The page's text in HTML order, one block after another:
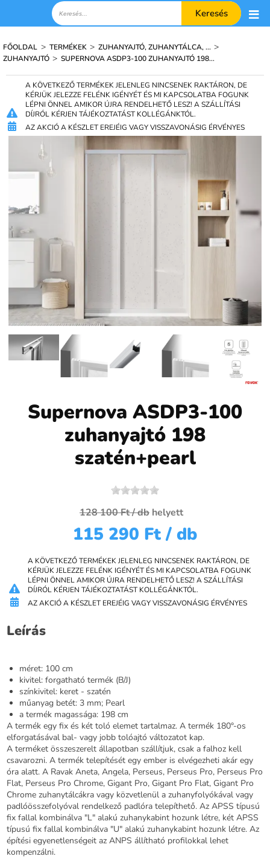
Keresés
FŐOLDAL > TERMÉKEK > ZUHANYAJTÓ, ZUHANYTÁLCA, ... >
ZUHANYAJTÓ > SUPERNOVA ASDP3-100 ZUHANYAJTÓ 198...
Supernova ASDP3-100
zuhanyajtó 198
szatén+pearl
128 100 Ft/ db helyett
115 290 Ft / db
A KÖVETKEZŐ TERMÉKEK JELENLEG NINCSENEK RAKTÁRON, DE
KÉRJÜK JELEZZE FELÉNK IGÉNYÉT ÉS MI KAPCSOLATBA FOGUNK
LÉPNI ÖNNEL AMIKOR ÚJRA RENDELHETŐ LESZ! A SZÁLLÍTÁSI
DÍJRÓL KÉRJEN TÁJÉKOZTATÁST KOLLÉGÁNKTÓL.
AZ AKCIÓ A KÉSZLET EREJÉIG VAGY VISSZAVONÁSIG ÉRVÉNYES
A KÖVETKEZŐ TERMÉKEK JELENLEG NINCSENEK RAKTÁRON, DE
KÉRJÜK JELEZZE FELÉNK IGÉNYÉT ÉS MI KAPCSOLATBA FOGUNK
LÉPNI ÖNNEL AMIKOR ÚJRA RENDELHETŐ LESZ! A SZÁLLÍTÁSI
DÍJRÓL KÉRJEN TÁJÉKOZTATÁST KOLLÉGÁNKTÓL.
AZ AKCIÓ A KÉSZLET EREJÉIG VAGY VISSZAVONÁSIG ÉRVÉNYES
Leírás
méret: 100 cm
kivitel: forgatható termék (B/J)
színkivitel: keret - szatén
műanyag betét: 3 mm; Pearl
a termék magassága: 198 cm
A termék egy fix és két toló elemet tartalmaz. A termék 180°-os
elforgatásával bal- vagy jobb tolóajtó változatot kap.
A terméket összeszerelt állapotban szállítjuk, csak a falhoz kell
csavarozni. A termék telepítését egy ember is elvégezheti akár egy
óra alatt. A Ravak Aneta, Angela, Perseus, Perseus Pro, Perseus Pro
Flat, Perseus Pro Chrome, Gigant Pro, Gigant Pro Flat, Gigant Pro
Chrome zuhanytálcákra vagy közvetlenül a zuhanyfolyókával vagy
padlóösszefolyóval rendelkező padlóra telepíthető. Az APSS típusú
fix fallal kombinálva "L" alakú zuhanykabint hozunk létre, két APSS
típusú fix fallal kombinálva "U" alakú zuhanykabint hozunk létre. Az
építési egyenetlenségeit az ANPS állítható profilokkal lehet
kompenzálni.